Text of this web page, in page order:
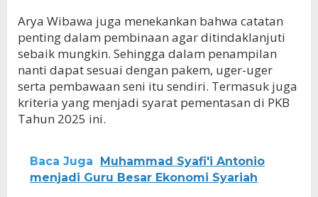
Arya Wibawa juga menekankan bahwa catatan
penting dalam pembinaan agar ditindaklanjuti
sebaik mungkin. Sehingga dalam penampilan
nanti dapat sesuai dengan pakem, uger-uger
serta pembawaan seni itu sendiri. Termasuk juga
kriteria yang menjadi syarat pementasan di PKB
Tahun 2025 ini.
Baca Juga
Muhammad Syafi'i Antonio
menjadi Guru Besar Ekonomi Syariah